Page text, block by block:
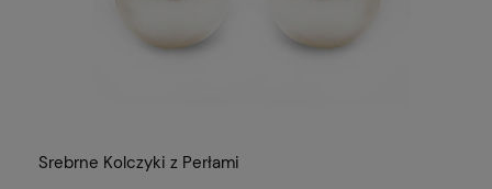
Srebrne Kolczyki z Perłami